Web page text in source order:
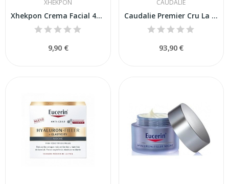
XHEKPON
Xhekpon Crema Facial 40 ml
9,90 €
CAUDALIE
Caudalie Premier Cru La Crema Riche 50ml
93,90 €